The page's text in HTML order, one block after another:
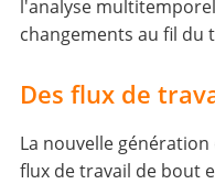
l'analyse
changements au fil du
Des flux de
La nouvelle
flux de travail de bout